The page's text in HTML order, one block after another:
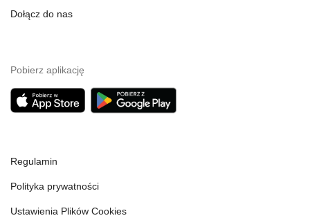
Dołącz do nas
Pobierz aplikację
Regulamin
Polityka prywatności
Ustawienia Plików Cookies